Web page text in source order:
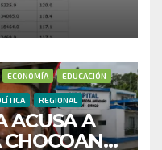
ECONOMÍA EDUCACIÓN
REGIONAL
ACUSA A
CHOCOANO